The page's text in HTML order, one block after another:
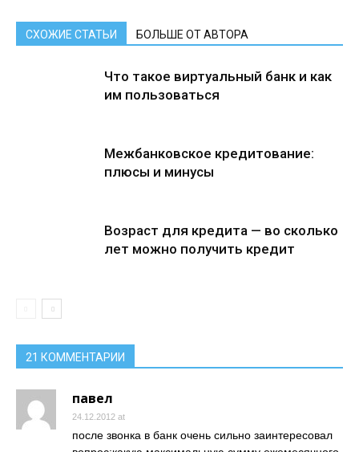
СХОЖИЕ СТАТЬИ БОЛЬШЕ ОТ АВТОРА
Что такое виртуальный банк и как
им пользоваться
Межбанковское кредитование:
плюсы и минусы
Возраст для кредита — во сколько
лет можно получить кредит
21 КОММЕНТАРИИ
павел
24.12.2012 at
после звонка в банк очень сильно заинтересовал